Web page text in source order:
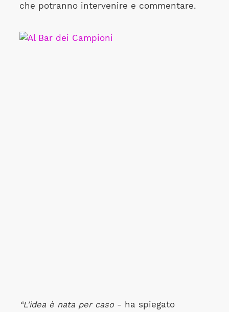
che potranno intervenire e commentare.
“L’idea è nata per caso- ha spiegato